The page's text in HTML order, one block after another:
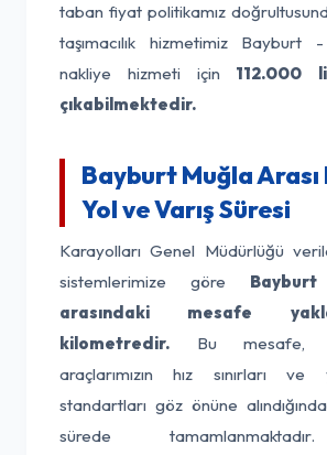
taban fiyat politikamız
taşımacılık hizmetimiz Bayburt
nakliye hizmeti için 112.000
çıkabilmektedir.
Bayburt Muğla Arası
Yol ve Varış Süresi
Karayolları Genel Müdürlüğü
sistemlerimize göre
arasındaki mesafe
kilometredir. Bu mesafe,
araçlarımızın hız sınırları
standartları göz önüne
sürede